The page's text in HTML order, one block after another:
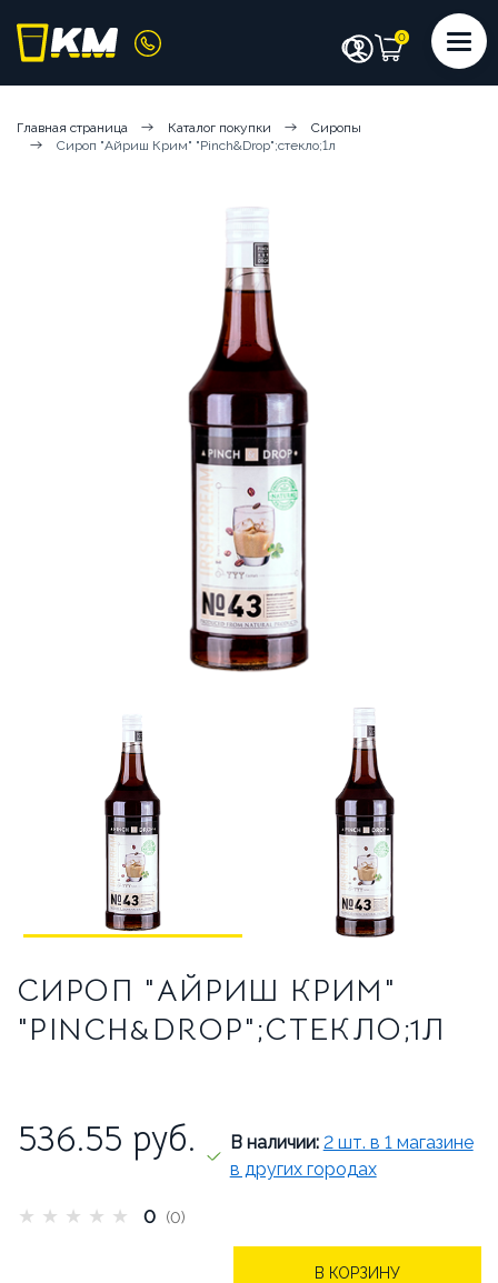
КОФЕМАШИНЫ КОФЕ СИРОПЫ
ЧИСТЯЩИЕ СРЕДСТВА
ЧАЙ
АРЕНДА КОФЕМАШИН
КОФЕМАШИНЫ НА СУХИХ ИНГРЕДИЕНТАХ
КОФЕМАШИНЫ НА ЦЕЛЬНОМ МОЛОКЕ
ТРАДИЦИОННЫЕ ЭСПРЕССО-МАШИНЫ
ВАКАНСИИ
СЕРВИСНЫЙ ЦЕНТР
ВВОД В ЭКСПЛУАТАЦИЮ
СЕРВИС И РЕМОНТ ГАРАНТИЯ
УСЛОВИЯ ВОЗВРАТА
БРЕНДЫ
АКЦИИ
ОПЛАТА И ДОСТАВКА
ОТВЕЧАЕМ НА ВОПРОСЫ
СТАТЬИ
ОБ АРЕНДЕ
Главная страница Каталог покупки
Сиропы
Сироп "Айриш Крим" "Pinch&Drop";стекло;1л
СИРОП "АЙРИШ КРИМ"
"PINCH&DROP";СТЕКЛО;1Л
536.55 руб. В наличии: 2 шт. в 1 магазине
в других городах
★ ★ ★ ★ ★ 0 (0)
В КОРЗИНУ